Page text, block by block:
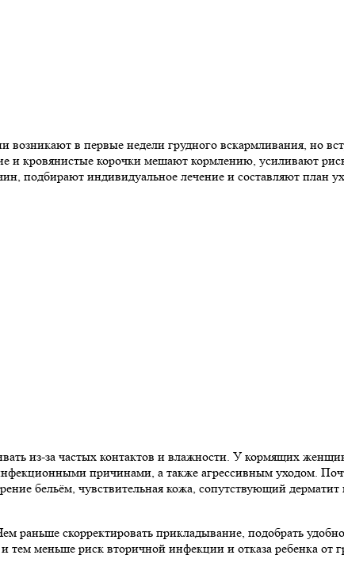
в первые недели грудного вскармливания, но
и кровянистые корочки мешают кормлению, усиливают
подбирают индивидуальное лечение и составляют план
из-за частых контактов и влажности. У кормящих
причинами, а также агрессивным уходом.
бельём, чувствительная кожа, сопутствующий
раньше скорректировать прикладывание, подобрать
меньше риск вторичной инфекции и отказа ребенка от